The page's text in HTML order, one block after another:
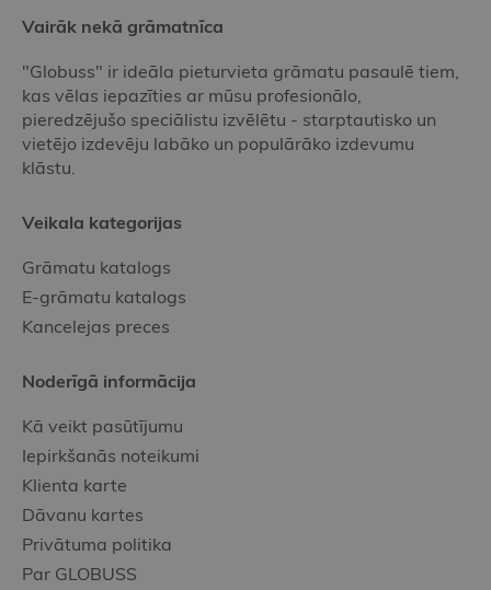
Vairāk nekā grāmatnīca
"Globuss" ir ideāla pieturvieta grāmatu pasaulē tiem,
kas vēlas iepazīties ar mūsu profesionālo,
pieredzējušo speciālistu izvēlētu - starptautisko un
vietējo izdevēju labāko un populārāko izdevumu
klāstu.
Veikala kategorijas
Grāmatu katalogs
E-grāmatu katalogs
Kancelejas preces
Noderīgā informācija
Kā veikt pasūtījumu
Iepirkšanās noteikumi
Klienta karte
Dāvanu kartes
Privātuma politika
Par GLOBUSS